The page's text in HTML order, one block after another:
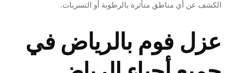
الكشف عن أي مناطق متأثرة بالرطوبة أو التسربات.
عزل فوم بالرياض في